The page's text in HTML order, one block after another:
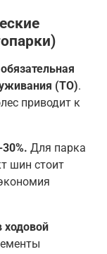
обязательная
(ТО).
приводит к
Для парка
шин стоит
ходовой